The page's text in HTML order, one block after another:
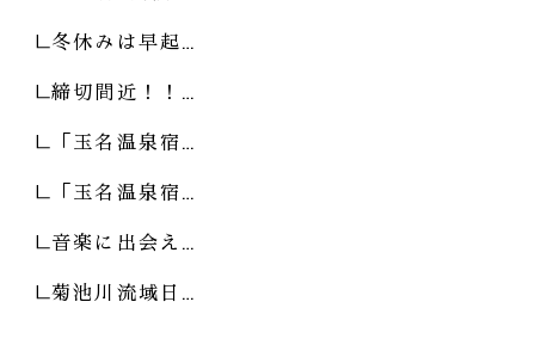
冬休みは早起…
締切間近！！…
「玉名温泉宿…
「玉名温泉宿…
音楽に出会え…
菊池川流域日…